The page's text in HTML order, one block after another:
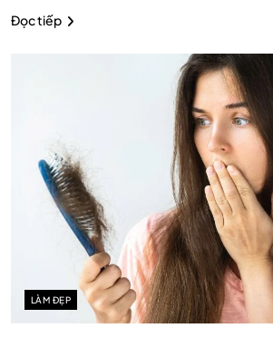
Đọc tiếp
LÀM ĐẸP